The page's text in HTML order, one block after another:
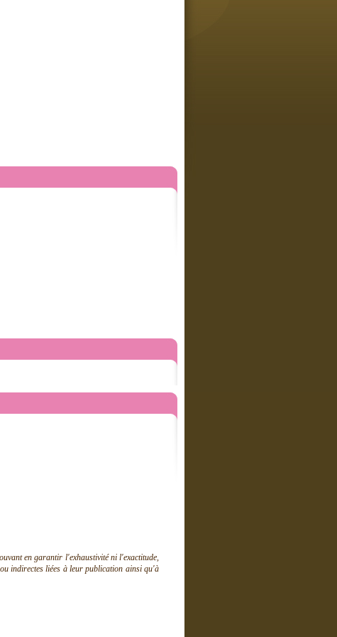
en garantir l'exhaustivité ni l'exactitude,
indirectes liées à leur publication ainsi qu'à